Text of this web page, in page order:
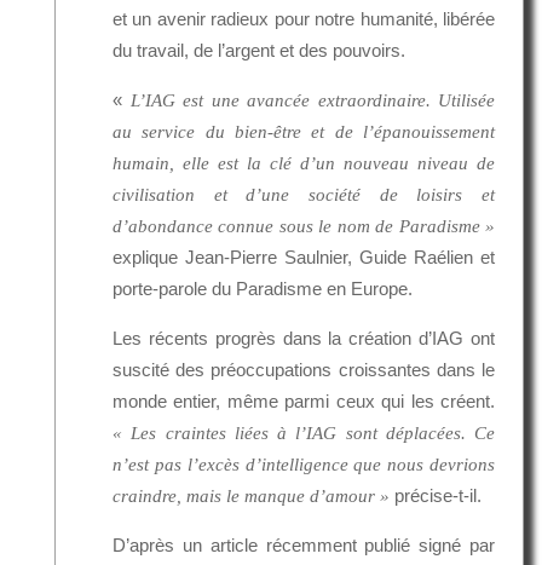
et un avenir radieux pour notre humanité, libérée
du travail, de l’argent et des pouvoirs.
« L’IAG est une avancée extraordinaire. Utilisée
au service du bien-être et de l’épanouissement
humain, elle est la clé d’un nouveau niveau de
civilisation et d’une société de loisirs et
d’abondance connue sous le nom de Paradisme »
explique Jean-Pierre Saulnier, Guide Raélien et
porte-parole du Paradisme en Europe.
Les récents progrès dans la création d’IAG ont
suscité des préoccupations croissantes dans le
monde entier, même parmi ceux qui les créent.
« Les craintes liées à l’IAG sont déplacées. Ce
n’est pas l’excès d’intelligence que nous devrions
craindre, mais le manque d’amour » précise-t-il.
D’après un article récemment publié signé par